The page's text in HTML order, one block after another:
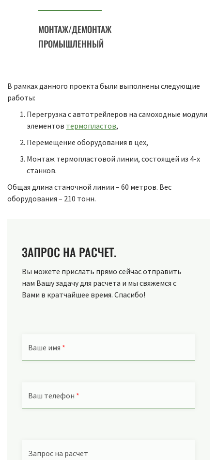
МОНТАЖ/ДЕМОНТАЖ
ПРОМЫШЛЕННЫЙ
В рамках данного проекта были выполнены следующие
работы:
Перегрузка с автотрейлеров на самоходные модули
элементов термопластов,
Перемещение оборудования в цех,
Монтаж термопластовой линии, состоящей из 4-х
станков.
Общая длина станочной линии – 60 метров. Вес
оборудования – 210 тонн.
ЗАПРОС НА РАСЧЕТ.
Вы можете прислать прямо сейчас отправить
нам Вашу задачу для расчета и мы свяжемся с
Вами в кратчайшее время. Спасибо!
Ваше имя *
Ваш телефон *
Запрос на расчет